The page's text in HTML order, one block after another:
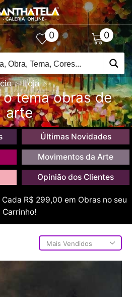
0 0
Loja
tema obras de
arte
Últimas Novidades
Movimentos da Arte
Opinião dos Clientes
R$ 299,00 em Obras no seu
Carrinho!